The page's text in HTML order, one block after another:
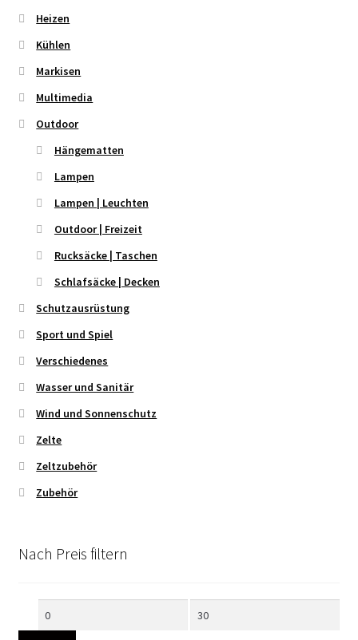
Heizen
Kühlen
Markisen
Multimedia
Outdoor
Hängematten
Lampen
Lampen | Leuchten
Outdoor | Freizeit
Rucksäcke | Taschen
Schlafsäcke | Decken
Schutzausrüstung
Sport und Spiel
Verschiedenes
Wasser und Sanitär
Wind und Sonnenschutz
Zelte
Zeltzubehör
Zubehör
Nach Preis filtern
Min.
Max.